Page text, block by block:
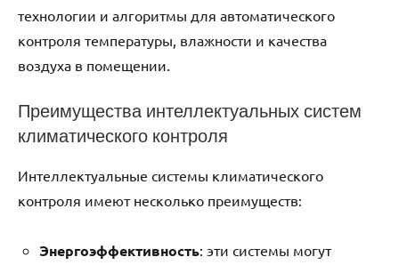
технологии и алгоритмы для автоматического
контроля температуры, влажности и качества
воздуха в помещении.
Преимущества интеллектуальных систем
климатического контроля
Интеллектуальные системы климатического
контроля имеют несколько преимуществ:
Энергоэффективность: эти системы могут